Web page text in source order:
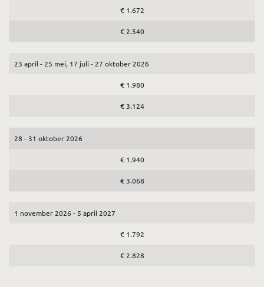
€ 1.672
€ 2.540
23 april - 25 mei, 17 juli - 27 oktober 2026
€ 1.980
€ 3.124
28 - 31 oktober 2026
€ 1.940
€ 3.068
1 november 2026 - 5 april 2027
€ 1.792
€ 2.828